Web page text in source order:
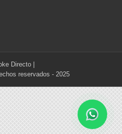
Directo|
reservados - 2025